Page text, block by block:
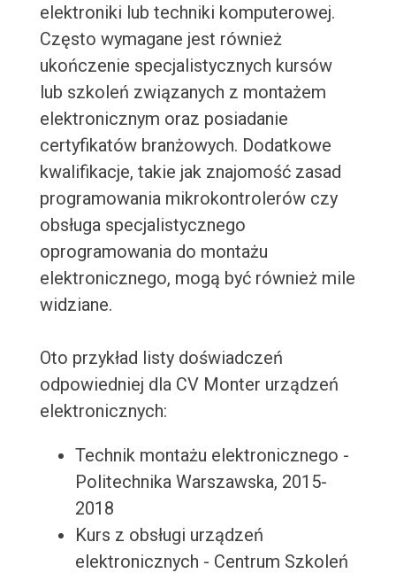
elektroniki lub techniki komputerowej.
Często wymagane jest również
ukończenie specjalistycznych kursów
lub szkoleń związanych z montażem
elektronicznym oraz posiadanie
certyfikatów branżowych. Dodatkowe
kwalifikacje, takie jak znajomość zasad
programowania mikrokontrolerów czy
obsługa specjalistycznego
oprogramowania do montażu
elektronicznego, mogą być również mile
widziane.
Oto przykład listy doświadczeń
odpowiedniej dla CV Monter urządzeń
elektronicznych:
Technik montażu elektronicznego -
Politechnika Warszawska, 2015-
2018
Kurs z obsługi urządzeń
elektronicznych - Centrum Szkoleń